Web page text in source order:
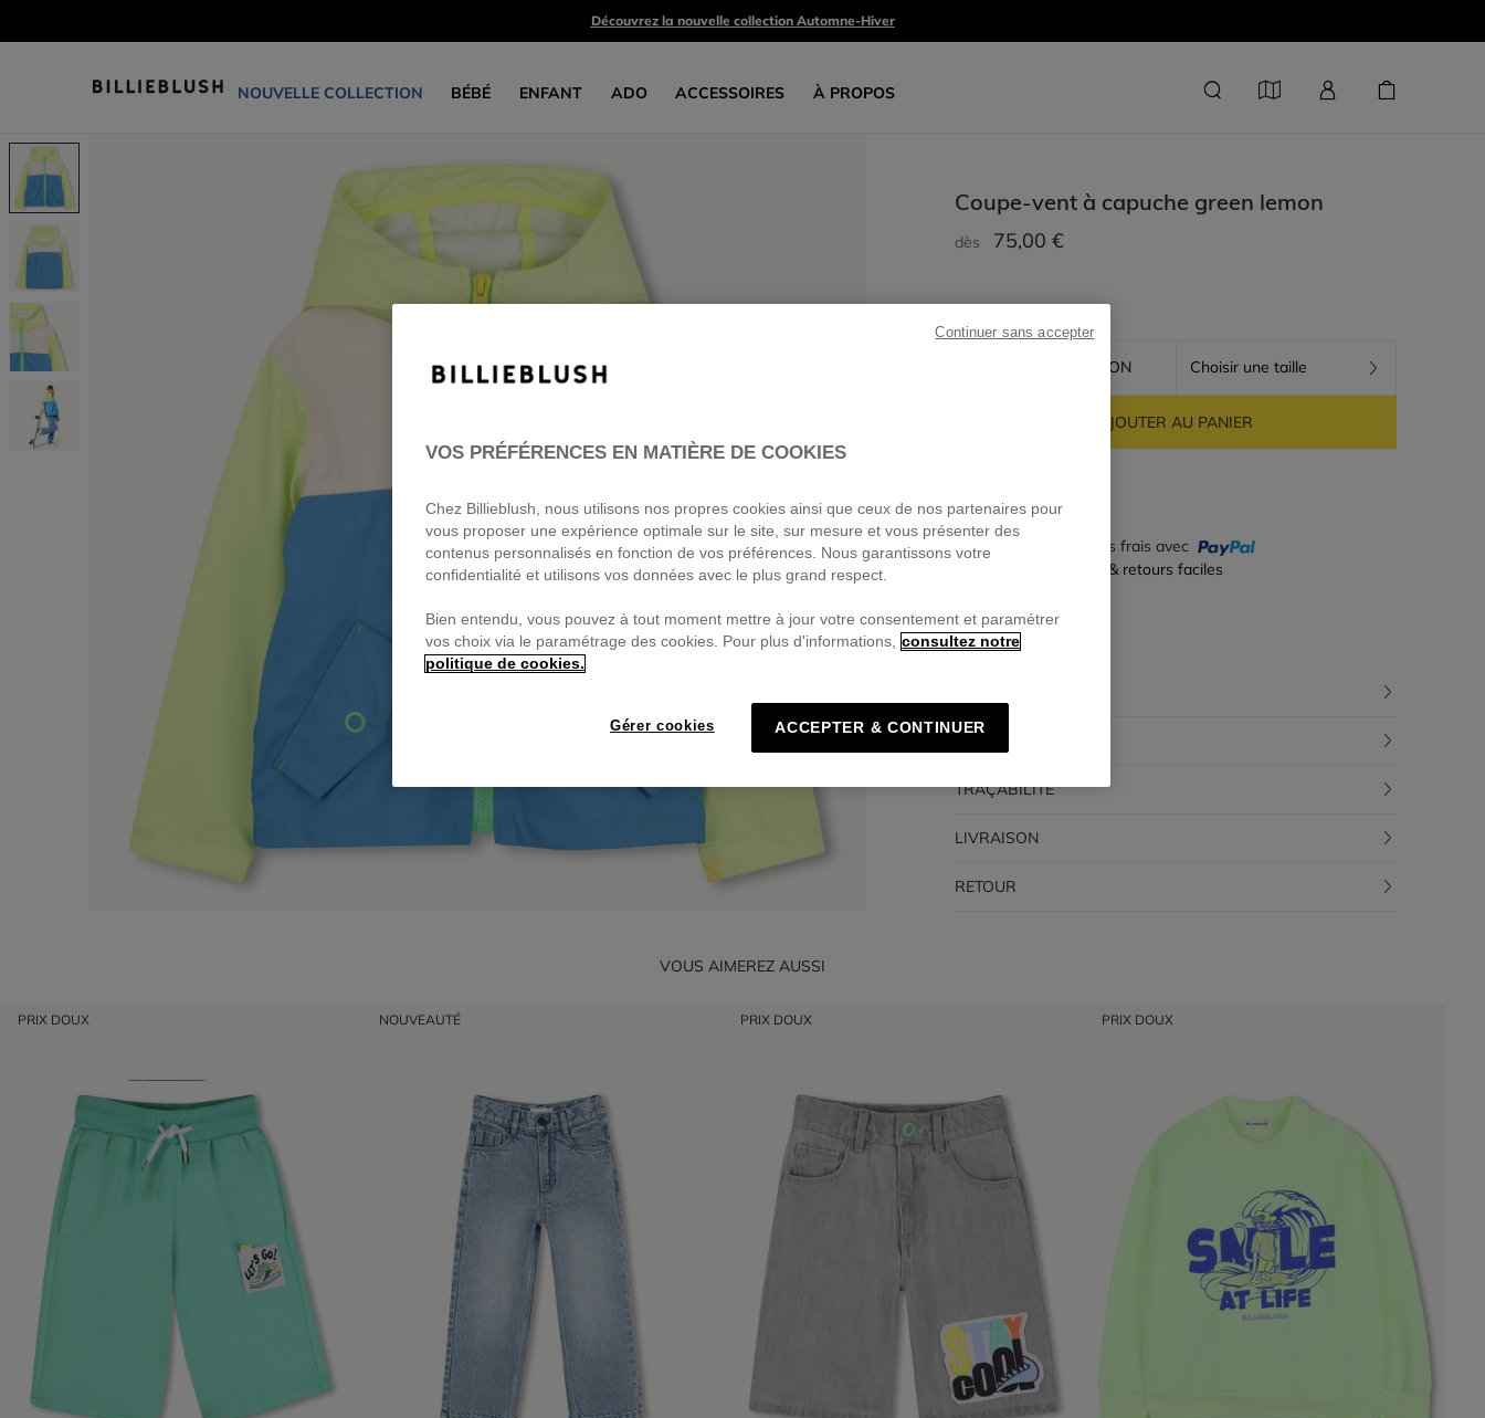
Découvrez la nouvelle collection Automne-Hiver
NOUVELLE COLLECTION BÉBÉ ENFANT ADO ACCESSOIRES À PROPOS
Coupe-vent à capuche green lemon
dès 75,00 €
GREEN LEMON Choisir une taille
AJOUTER AU PANIER
Payez en 4 fois sans frais avec
🔒Paiement sécurisé & retours faciles
TRAÇABILITÉ
LIVRAISON
RETOUR
VOUS AIMEREZ AUSSI
PRIX DOUX NOUVEAUTÉ PRIX DOUX PRIX DOUX
VOS PRÉFÉRENCES EN MATIÈRE DE COOKIES
Chez Billieblush, nous utilisons nos propres cookies ainsi que ceux de nos partenaires pour
vous proposer une expérience optimale sur le site, sur mesure et vous présenter des
contenus personnalisés en fonction de vos préférences. Nous garantissons votre
confidentialité et utilisons vos données avec le plus grand respect.
Bien entendu, vous pouvez à tout moment mettre à jour votre consentement et paramétrer
vos choix via le paramétrage des cookies. Pour plus d'informations,
consultez notre
politique de cookies.
Gérer cookies ACCEPTER & CONTINUER
Continuer sans accepter